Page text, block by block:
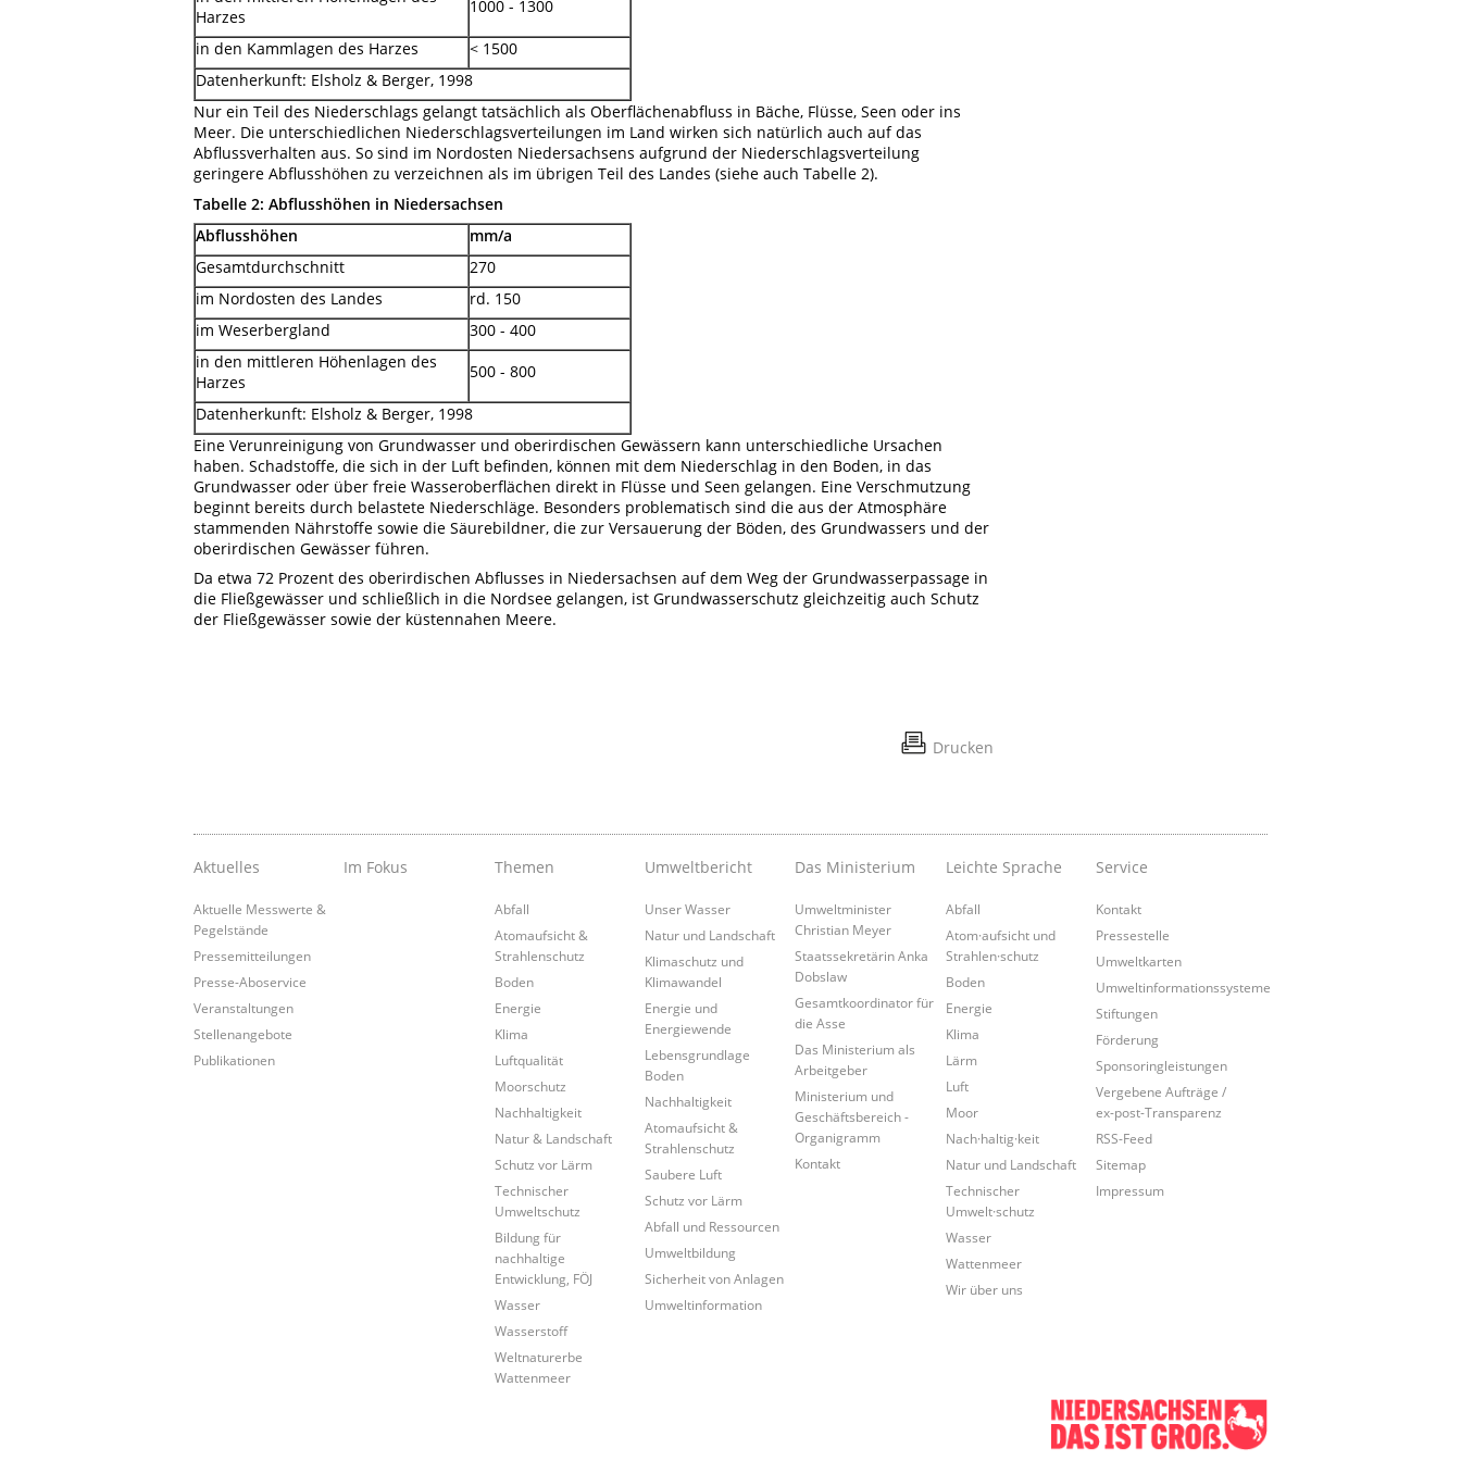
Harzes
1000 - 1300
in den Kammlagen des Harzes
< 1500
Datenherkunft: Elsholz & Berger, 1998
Nur ein Teil des Niederschlags gelangt tatsächlich als Oberflächenabfluss in Bäche, Flüsse, Seen oder ins
Meer. Die unterschiedlichen Niederschlagsverteilungen im Land wirken sich natürlich auch auf das
Abflussverhalten aus. So sind im Nordosten Niedersachsens aufgrund der Niederschlagsverteilung
geringere Abflusshöhen zu verzeichnen als im übrigen Teil des Landes (siehe auch Tabelle 2).
Tabelle 2: Abflusshöhen in Niedersachsen
Abflusshöhen
mm/a
Gesamtdurchschnitt
270
im Nordosten des Landes
rd. 150
im Weserbergland
300 - 400
in den mittleren Höhenlagen des
Harzes
500 - 800
Datenherkunft: Elsholz & Berger, 1998
Eine Verunreinigung von Grundwasser und oberirdischen Gewässern kann unterschiedliche Ursachen
haben. Schadstoffe, die sich in der Luft befinden, können mit dem Niederschlag in den Boden, in das
Grundwasser oder über freie Wasseroberflächen direkt in Flüsse und Seen gelangen. Eine Verschmutzung
beginnt bereits durch belastete Niederschläge. Besonders problematisch sind die aus der Atmosphäre
stammenden Nährstoffe sowie die Säurebildner, die zur Versauerung der Böden, des Grundwassers und der
oberirdischen Gewässer führen.
Da etwa 72 Prozent des oberirdischen Abflusses in Niedersachsen auf dem Weg der Grundwasserpassage in
die Fließgewässer und schließlich in die Nordsee gelangen, ist Grundwasserschutz gleichzeitig auch Schutz
der Fließgewässer sowie der küstennahen Meere.
Drucken
Aktuelles
Aktuelle Messwerte &
Pegelstände
Pressemitteilungen
Presse-Aboservice
Veranstaltungen
Stellenangebote
Publikationen
Im Fokus Themen
Abfall
Atomaufsicht &
Strahlenschutz
Boden
Energie
Klima
Luftqualität
Moorschutz
Nachhaltigkeit
Natur & Landschaft
Schutz vor Lärm
Technischer
Umweltschutz
Bildung für
nachhaltige
Entwicklung, FÖJ
Wasser
Wasserstoff
Weltnaturerbe
Wattenmeer
Umweltbericht
Unser Wasser
Natur und Landschaft
Klimaschutz und
Klimawandel
Energie und
Energiewende
Lebensgrundlage
Boden
Nachhaltigkeit
Atomaufsicht &
Strahlenschutz
Saubere Luft
Schutz vor Lärm
Abfall und Ressourcen
Umweltbildung
Sicherheit von Anlagen
Umweltinformation
Das Ministerium
Umweltminister
Christian Meyer
Staatssekretärin Anka
Dobslaw
Gesamtkoordinator für
die Asse
Das Ministerium als
Arbeitgeber
Ministerium und
Geschäftsbereich -
Organigramm
Kontakt
Leichte Sprache
Abfall
Atom·aufsicht und
Strahlen·schutz
Boden
Energie
Klima
Lärm
Luft
Moor
Nach·haltig·keit
Natur und Landschaft
Technischer
Umwelt·schutz
Wasser
Wattenmeer
Wir über uns
Service
Kontakt
Pressestelle
Umweltkarten
Umweltinformationssysteme
Stiftungen
Förderung
Sponsoringleistungen
Vergebene Aufträge /
ex-post-Transparenz
RSS-Feed
Sitemap
Impressum